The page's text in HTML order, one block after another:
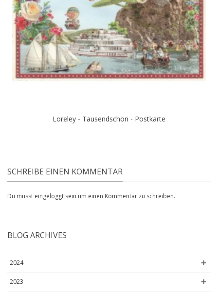
Loreley - Tausendschön - Postkarte
SCHREIBE EINEN KOMMENTAR
Du musst eingeloggt sein um einen Kommentar zu schreiben.
BLOG ARCHIVES
2024
2023